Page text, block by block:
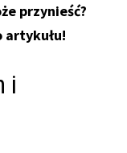
przynieść?
artykułu!
i